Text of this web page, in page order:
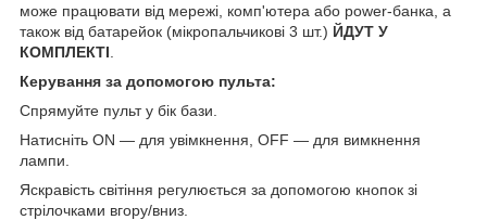
може працювати від мережі, комп'ютера або power-банка, а
також від батарейок (мікропальчикові 3 шт.) ЙДУТ У
КОМПЛЕКТІ
Керування за допомогою пульта:
Спрямуйте пульт у бік бази.
Натисніть ON — для увімкнення, OFF — для вимкнення
лампи.
Яскравість світіння регулюється за допомогою кнопок зі
стрілочками вгору/вниз.